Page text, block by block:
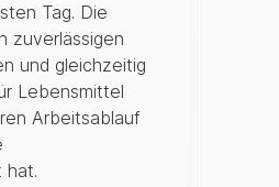
Tag. Die
zuverlässigen
und gleichzeitig
Lebensmittel
Arbeitsablauf
hat.